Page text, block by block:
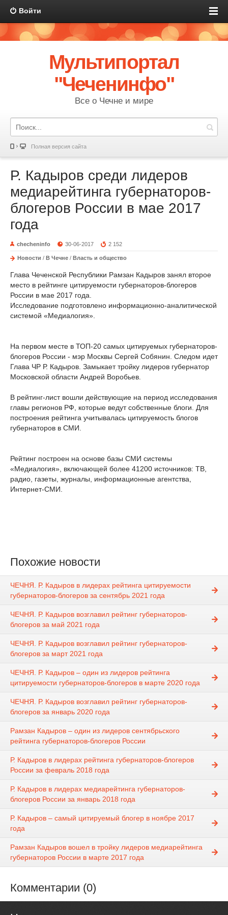
Войти
Мультипортал
"Чеченинфо"
Все о Чечне и мире
Полная версия сайта
Р. Кадыров среди лидеров
медиарейтинга губернаторов-
блогеров России в мае 2017
года
checheninfo 30-06-2017 2 152
Новости / В Чечне / Власть и общество
Глава Чеченской Республики Рамзан Кадыров занял второе
место в рейтинге цитируемости губернаторов-блогеров
России в мае 2017 года.
Исследование подготовлено информационно-аналитической
системой «Медиалогия».
На первом месте в ТОП-20 самых цитируемых губернаторов-
блогеров России - мэр Москвы Сергей Собянин. Следом идет
Глава ЧР Р. Кадыров. Замыкает тройку лидеров губернатор
Московской области Андрей Воробьев.
В рейтинг-лист вошли действующие на период исследования
главы регионов РФ, которые ведут собственные блоги. Для
построения рейтинга учитывалась цитируемость блогов
губернаторов в СМИ.
Рейтинг построен на основе базы СМИ системы
«Медиалогия», включающей более 41200 источников: ТВ,
радио, газеты, журналы, информационные агентства,
Интернет-СМИ.
Похожие новости
ЧЕЧНЯ. Р. Кадыров в лидерах рейтинга цитируемости
губернаторов-блогеров за сентябрь 2021 года
ЧЕЧНЯ. Р. Кадыров возглавил рейтинг губернаторов-
блогеров за май 2021 года
ЧЕЧНЯ. Р. Кадыров возглавил рейтинг губернаторов-
блогеров за март 2021 года
ЧЕЧНЯ. Р. Кадыров – один из лидеров рейтинга
цитируемости губернаторов-блогеров в марте 2020 года
ЧЕЧНЯ. Р. Кадыров возглавил рейтинг губернаторов-
блогеров за январь 2020 года
Рамзан Кадыров – один из лидеров сентябрьского
рейтинга губернаторов-блогеров России
Р. Кадыров в лидерах рейтинга губернаторов-блогеров
России за февраль 2018 года
Р. Кадыров в лидерах медиарейтинга губернаторов-
блогеров России за январь 2018 года
Р. Кадыров – самый цитируемый блогер в ноябре 2017
года
Рамзан Кадыров вошел в тройку лидеров медиарейтинга
губернаторов России в марте 2017 года
Комментарии (0)